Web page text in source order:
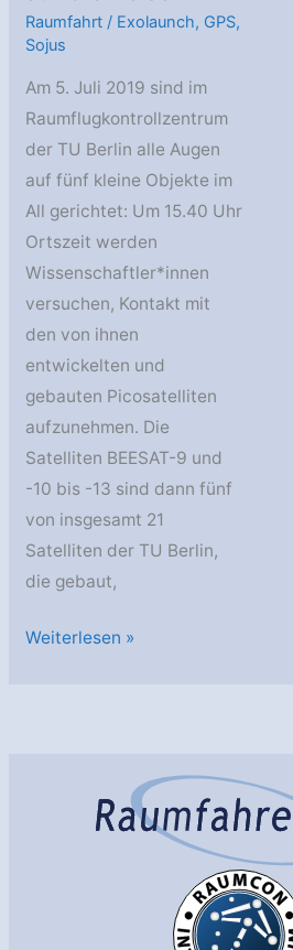
Raumfahrt / Exolaunch, GPS,
Sojus
Am 5. Juli 2019 sind im
Raumflugkontrollzentrum
der TU Berlin alle Augen
auf fünf kleine Objekte im
All gerichtet: Um 15.40 Uhr
Ortszeit werden
Wissenschaftler*innen
versuchen, Kontakt mit
den von ihnen
entwickelten und
gebauten Picosatelliten
aufzunehmen. Die
Satelliten BEESAT-9 und
-10 bis -13 sind dann fünf
von insgesamt 21
Satelliten der TU Berlin,
die gebaut,
TU
Weiterlesen »